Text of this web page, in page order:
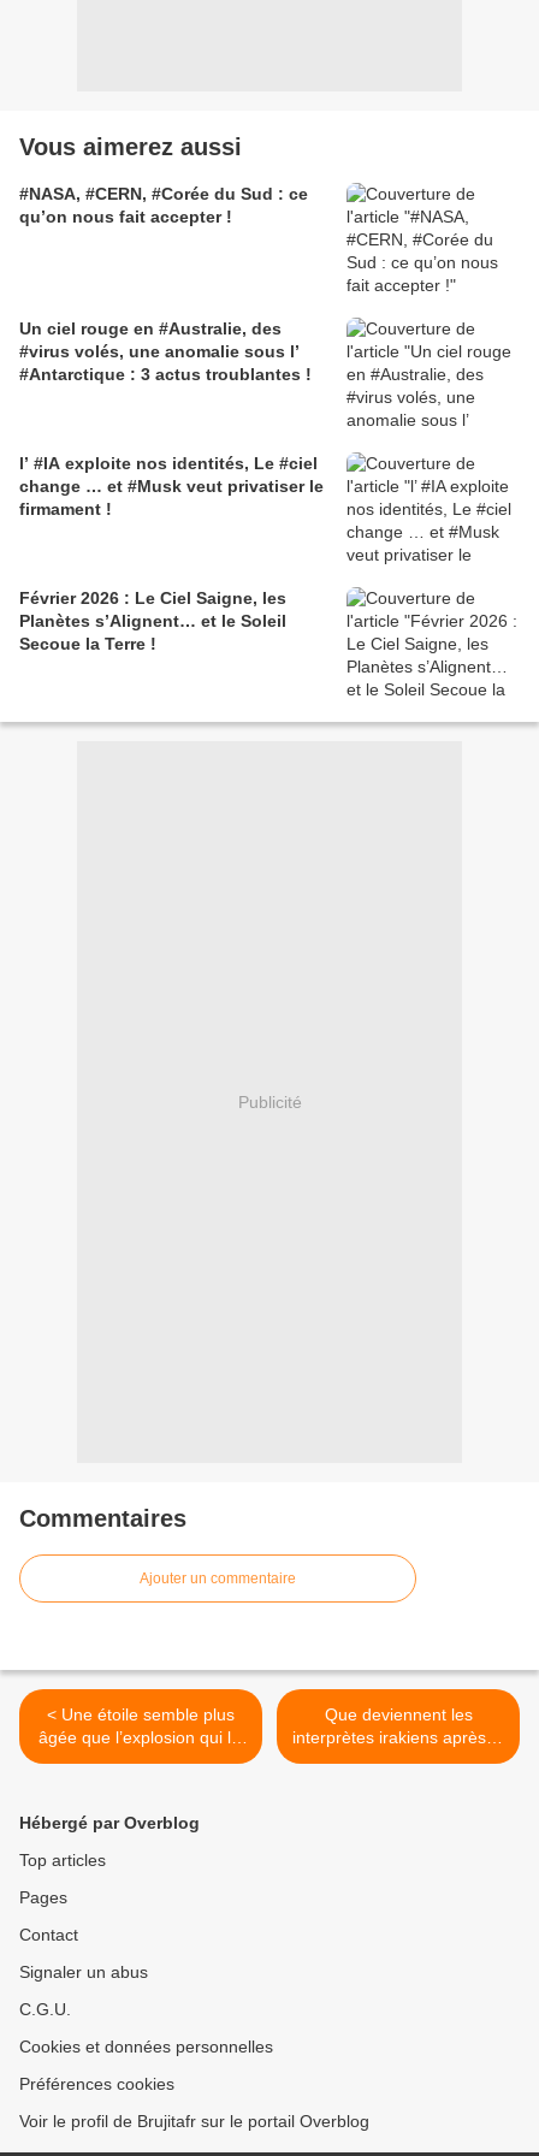
Vous aimerez aussi
#NASA, #CERN, #Corée du Sud : ce
qu’on nous fait accepter !
Un ciel rouge en #Australie, des
#virus volés, une anomalie sous l’
#Antarctique : 3 actus troublantes !
l’ #IA exploite nos identités, Le #ciel
change … et #Musk veut privatiser le
firmament !
Février 2026 : Le Ciel Saigne, les
Planètes s’Alignent… et le Soleil
Secoue la Terre !
Publicité
Commentaires
Ajouter un commentaire
< Une étoile semble plus
âgée que l’explosion qui l’a
créée.
Que deviennent les
interprètes irakiens après le
départ des Américains? >
Hébergé par Overblog
Top articles
Pages
Contact
Signaler un abus
C.G.U.
Cookies et données personnelles
Préférences cookies
Voir le profil de Brujitafr sur le portail Overblog